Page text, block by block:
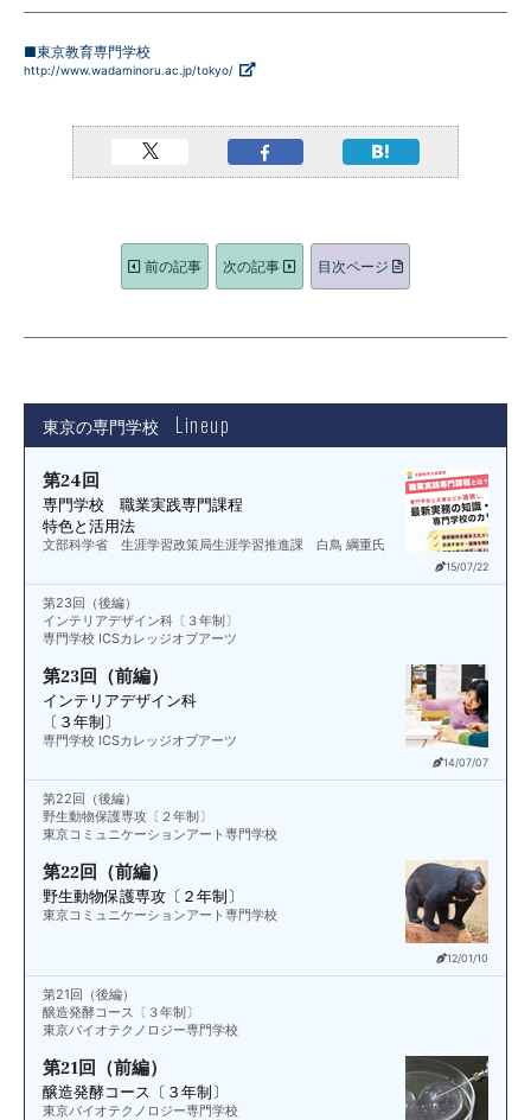
■東京教育専門学校
http://www.wadaminoru.ac.jp/tokyo/
前の記事 次の記事 目次ページ
東京の専門学校 Lineup
15/07/22
第24回
専門学校 職業実践専門課程
特色と活用法
文部科学省 生涯学習政策局生涯学習推進課 白鳥 綱重氏
第23回（後編）
インテリアデザイン科〔３年制〕
専門学校 ICSカレッジオブアーツ
14/07/07
第23回（前編）
インテリアデザイン科
〔３年制〕
専門学校 ICSカレッジオブアーツ
第22回（後編）
野生動物保護専攻〔２年制〕
東京コミュニケーションアート専門学校
12/01/10
第22回（前編）
野生動物保護専攻〔２年制〕
東京コミュニケーションアート専門学校
第21回（後編）
醸造発酵コース〔３年制〕
東京バイオテクノロジー専門学校
第21回（前編）
醸造発酵コース〔３年制〕
東京バイオテクノロジー専門学校